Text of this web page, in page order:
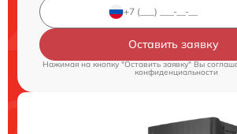
Оставить заявку
Нажимая на кнопку "Оставить заявку" Вы
конфиденциальности